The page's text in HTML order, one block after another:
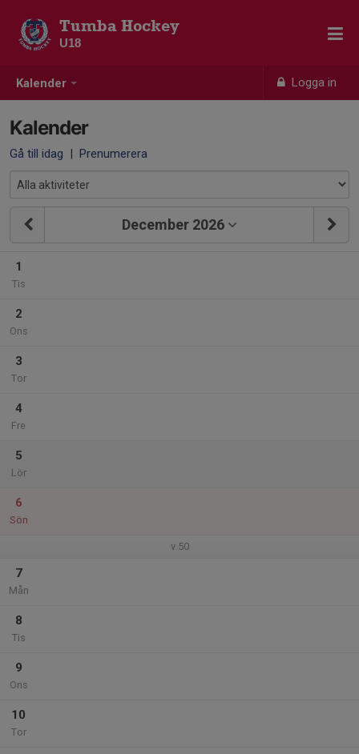
Kalender Logga in
Tumba Hockey
U18
Kalender
Gå till idag | Prenumerera
December 2026
1
Tis
2
Ons
3
Tor
4
Fre
5
Lör
6
Sön
v.50
7
Mån
8
Tis
9
Ons
10
Tor